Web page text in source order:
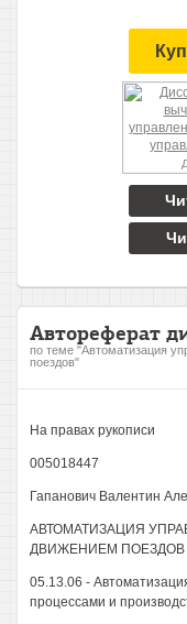
Автореферат
по теме "Автоматизация
поездов"
На правах рукописи
005018447
Гапанович Валентин
АВТОМАТИЗАЦИЯ
ДВИЖЕНИЕМ ПОЕЗДОВ
05.13.06 -
процессами и